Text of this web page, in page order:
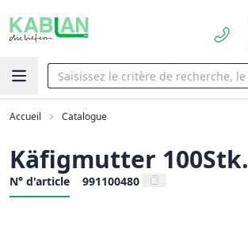
Accueil Catalogue
Käfigmutter 100Stk.
N° d'article 991100480